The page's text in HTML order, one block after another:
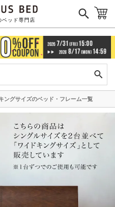
ベッド専門店
ングサイズのベッド・フレーム一覧